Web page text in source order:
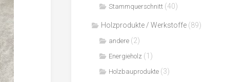
Stammquerschnitt (40)
Holzprodukte / Werkstoffe (89)
andere (2)
Energieholz (1)
Holzbauprodukte (3)